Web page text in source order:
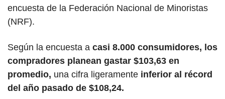
encuesta de la Federación Nacional de Minoristas
(NRF).
Según la encuesta a casi 8.000 consumidores, los
compradores planean gastar $103,63 en
promedio, una cifra ligeramente inferior al récord
del año pasado de $108,24.